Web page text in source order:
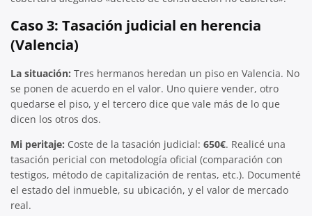
Caso 3: Tasación judicial en herencia
(Valencia)
La situación: Tres hermanos heredan un piso en Valencia. No
se ponen de acuerdo en el valor. Uno quiere vender, otro
quedarse el piso, y el tercero dice que vale más de lo que
dicen los otros dos.
Mi peritaje: Coste de la tasación judicial: 650€. Realicé una
tasación pericial con metodología oficial (comparación con
testigos, método de capitalización de rentas, etc.). Documenté
el estado del inmueble, su ubicación, y el valor de mercado
real.